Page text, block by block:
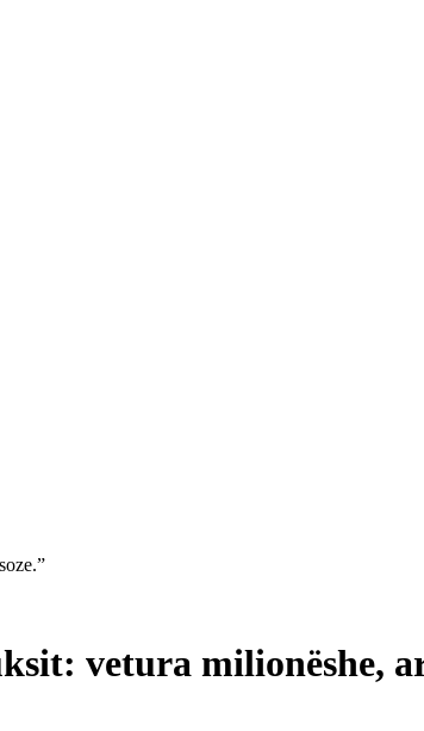
vetura milionëshe,